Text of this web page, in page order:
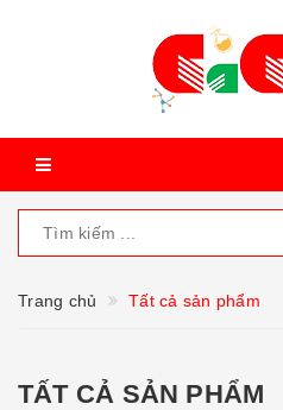
Trang chủ Tất cả sản phẩm
TẤT CẢ SẢN PHẨM